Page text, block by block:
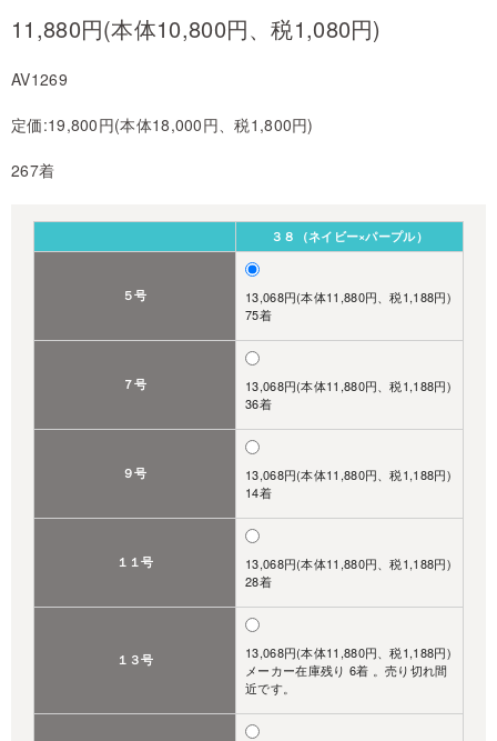
11,880円(本体10,800円、税1,080円)
AV1269
定価:19,800円(本体18,000円、税1,800円)
267着
３８（ネイビー×パープル）
５号
13,068円(本体11,880円、税1,188円)
75着
７号
13,068円(本体11,880円、税1,188円)
36着
９号
13,068円(本体11,880円、税1,188円)
14着
１１号
13,068円(本体11,880円、税1,188円)
28着
１３号
13,068円(本体11,880円、税1,188円)
メーカー在庫残り 6着 。売り切れ間
近です。